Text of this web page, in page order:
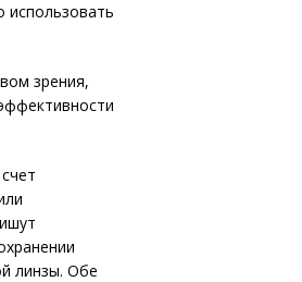
использовать
зрения,
линзы. Обе